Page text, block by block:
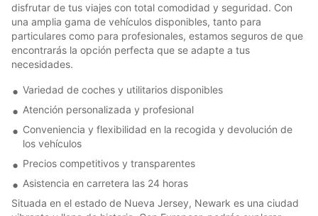
disfrutar de tus viajes con total comodidad y seguridad. Con
una amplia gama de vehículos disponibles, tanto para
particulares como para profesionales, estamos seguros de que
encontrarás la opción perfecta que se adapte a tus
necesidades.
Variedad de coches y utilitarios disponibles
Atención personalizada y profesional
Conveniencia y flexibilidad en la recogida y devolución de
los vehículos
Precios competitivos y transparentes
Asistencia en carretera las 24 horas
Situada en el estado de Nueva Jersey, Newark es una ciudad